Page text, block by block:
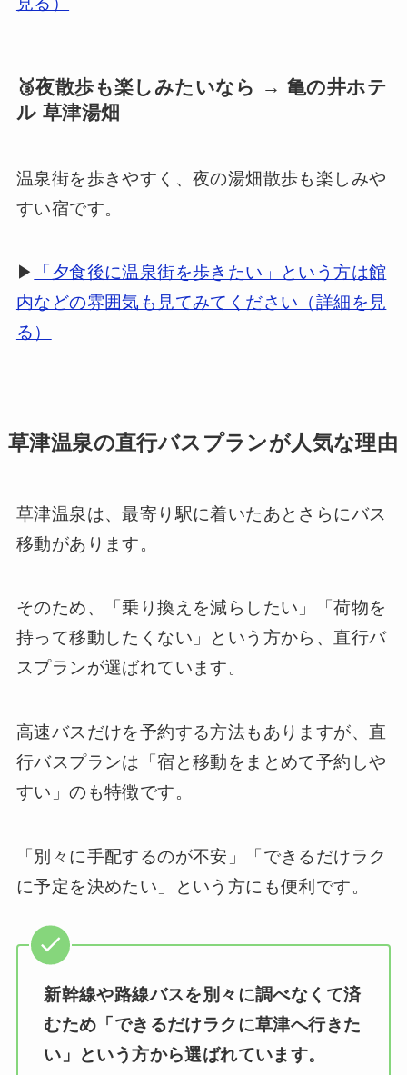
🥉夜散歩も楽しみたいなら → 亀の井ホテ
ル 草津湯畑
温泉街を歩きやすく、夜の湯畑散歩も楽しみや
すい宿です。
▶
「夕食後に温泉街を歩きたい」という方は館
内などの雰囲気も見てみてください（詳細を見
る）
草津温泉の直行バスプランが人気な理由
草津温泉は、最寄り駅に着いたあとさらにバス
移動があります。
そのため、「乗り換えを減らしたい」「荷物を
持って移動したくない」という方から、直行バ
スプランが選ばれています。
高速バスだけを予約する方法もありますが、直
行バスプランは「宿と移動をまとめて予約しや
すい」のも特徴です。
「別々に手配するのが不安」「できるだけラク
に予定を決めたい」という方にも便利です。
新幹線や路線バスを別々に調べなくて済
むため「できるだけラクに草津へ行きた
い」という方から選ばれています。